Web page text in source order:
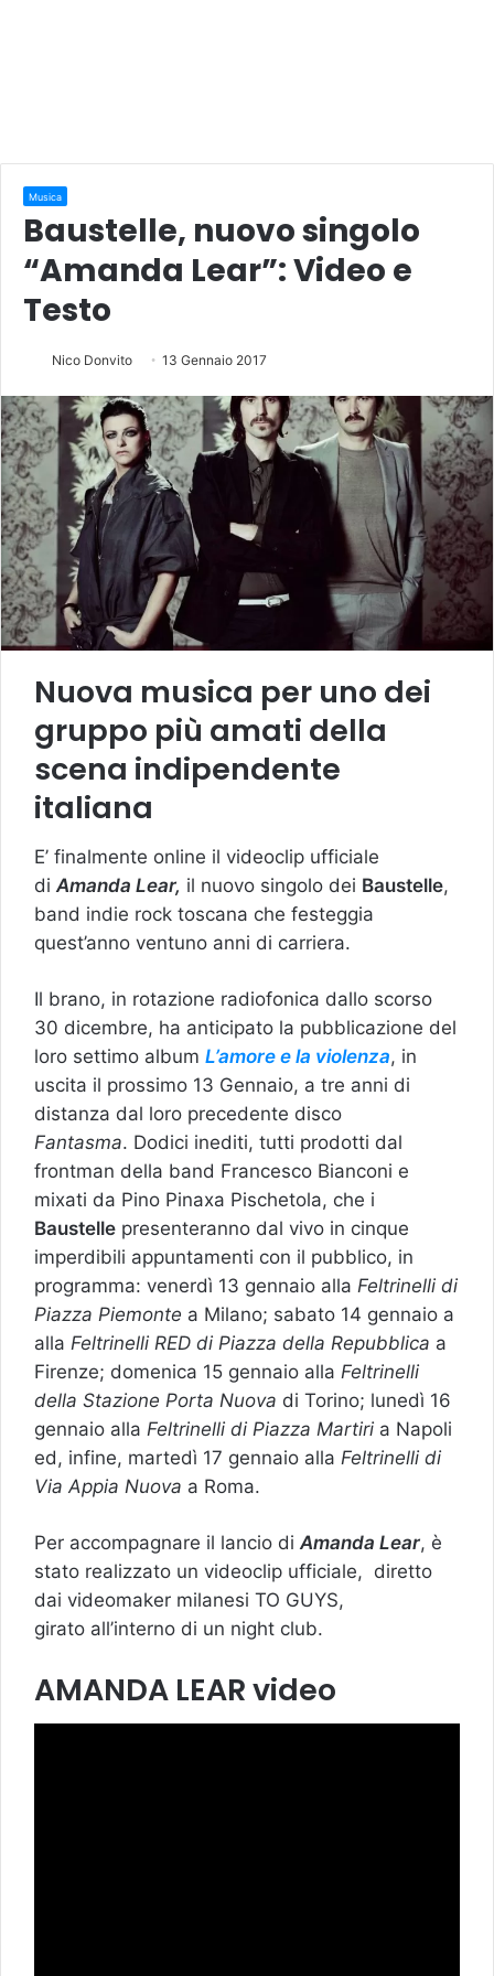
Musica
Baustelle, nuovo singolo
“Amanda Lear”: Video e
Testo
Nico Donvito 13 Gennaio 2017
Nuova musica per uno dei
gruppo più amati della
scena indipendente
italiana
E’ finalmente online il videoclip ufficiale
di Amanda Lear, il nuovo singolo dei Baustelle,
band indie rock toscana che festeggia
quest’anno ventuno anni di carriera.
Il brano, in rotazione radiofonica dallo scorso
30 dicembre, ha anticipato la pubblicazione del
loro settimo album L’amore e la violenza, in
uscita il prossimo 13 Gennaio, a tre anni di
distanza dal loro precedente disco
Fantasma. Dodici inediti, tutti prodotti dal
frontman della band Francesco Bianconi e
mixati da Pino Pinaxa Pischetola, che i
Baustelle presenteranno dal vivo in cinque
imperdibili appuntamenti con il pubblico, in
programma: venerdì 13 gennaio alla Feltrinelli di
Piazza Piemonte a Milano; sabato 14 gennaio a
alla Feltrinelli RED di Piazza della Repubblica a
Firenze; domenica 15 gennaio alla Feltrinelli
della Stazione Porta Nuova di Torino; lunedì 16
gennaio alla Feltrinelli di Piazza Martiri a Napoli
ed, infine, martedì 17 gennaio alla Feltrinelli di
Via Appia Nuova a Roma.
Per accompagnare il lancio di Amanda Lear, è
stato realizzato un videoclip ufficiale, diretto
dai videomaker milanesi TO GUYS,
girato all’interno di un night club.
AMANDA LEAR video